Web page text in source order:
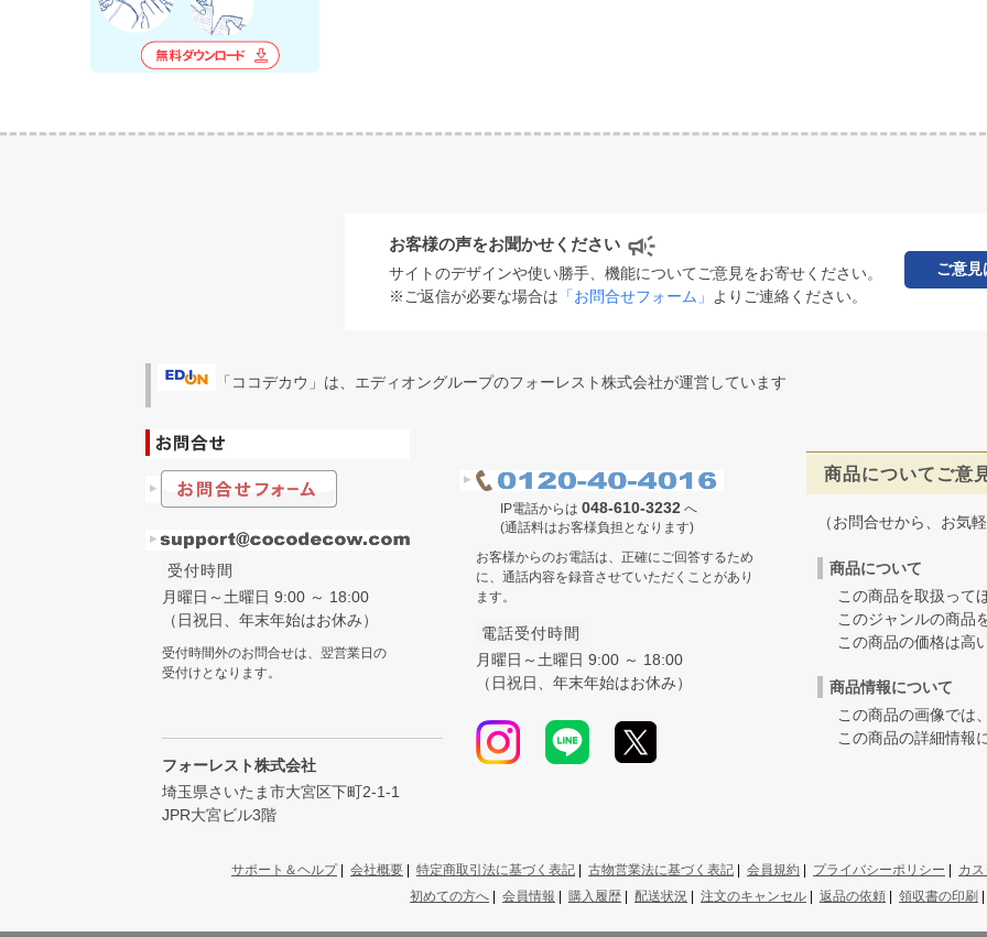
お客様の声をお聞かせください
サイトのデザインや使い勝手、機能についてご意見をお寄せください。
※ご返信が必要な場合は 「お問合せフォーム」 よりご連絡ください。
ご意見
「ココデカウ」は、エディオングループのフォーレスト株式会社が運営しています
受付時間
月曜日～土曜日 9:00 ～ 18:00
（日祝日、年末年始はお休み）
受付時間外のお問合せは、翌営業日の
受付けとなります。
フォーレスト株式会社
埼玉県さいたま市大宮区下町2-1-1
JPR大宮ビル3階
IP電話からは 048-610-3232 へ
(通話料はお客様負担となります)
お客様からのお電話は、正確にご回答するため
に、通話内容を録音させていただくことがあり
ます。
電話受付時間
月曜日～土曜日 9:00 ～ 18:00
（日祝日、年末年始はお休み）
商品についてご意
（お問合せから、お気
商品について
この商品を取扱って
このジャンルの商品
この商品の価格は高
商品情報について
この商品の画像では
この商品の詳細情報
サポート＆ヘルプ| 会社概要 特定商取引法に基づく表記 古物営業法に基づく表記 会員規約 プライバシーポリシー
カ
初めての方へ
会員情報 購入履歴 配送状況 注文のキャンセル 返品の依頼 領収書の印刷